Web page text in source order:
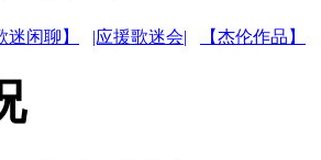
迷闲聊】 |应援歌迷会| 【杰伦作品】